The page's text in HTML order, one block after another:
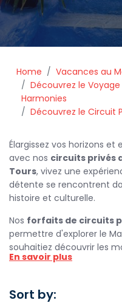
Home
Vacances au
Découvrez le
Harmonies
Découvrez le Circuit
Élargissez vos horizons et
avec nos circuits privés
Tours, vivez une
détente se rencontrent
histoire et culturelle.
Nos forfaits de circuits
permettre d'explorer le
souhaitiez découvrir les
dorées du Sahara ou les
une immersion totale
En savoir plus
Sort by: